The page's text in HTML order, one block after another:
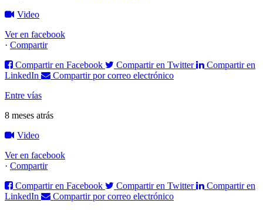
Video
Ver en facebook
· Compartir
Compartir en Facebook
Compartir en Twitter
Compartir en
LinkedIn
Compartir por correo electrónico
Entre vías
8 meses atrás
Video
Ver en facebook
· Compartir
Compartir en Facebook
Compartir en Twitter
Compartir en
LinkedIn
Compartir por correo electrónico